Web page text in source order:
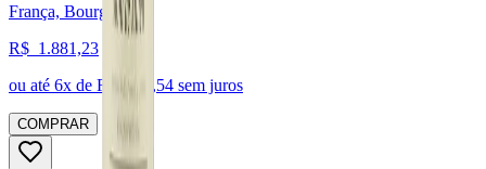
França, Bourgogne
R$ 1.881,23
ou até 6x de R$ 313,54 sem juros
COMPRAR